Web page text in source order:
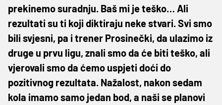
prekinemo suradnju. Baš mi je teško… Ali
rezultati su ti koji diktiraju neke stvari. Svi smo
bili svjesni, pa i trener Prosinečki, da ulazimo iz
druge u prvu ligu, znali smo da će biti teško, ali
vjerovali smo da ćemo uspjeti doći do
pozitivnog rezultata. Nažalost, nakon sedam
kola imamo samo jedan bod, a naši se planovi